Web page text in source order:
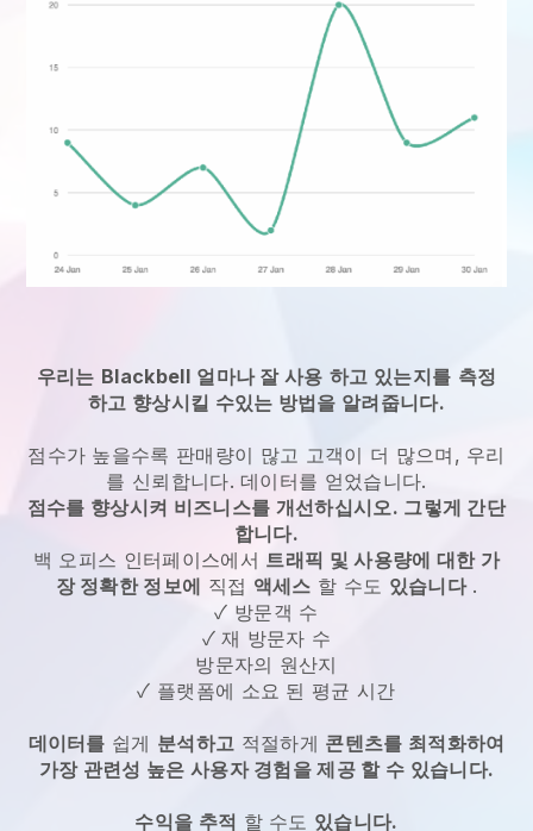
우리는 Blackbell 얼마나 잘 사용 하고 있는지를 측정
하고 향상시킬 수있는 방법을 알려줍니다.
점수가 높을수록 판매량이 많고 고객이 더 많으며, 우리
를 신뢰합니다. 데이터를 얻었습니다.
점수를 향상시켜 비즈니스를 개선하십시오. 그렇게 간단
합니다.
백 오피스 인터페이스에서 트래픽 및 사용량에 대한 가
장 정확한 정보에 직접 액세스 할 수도 있습니다.
✓ 방문객 수
✓ 재 방문자 수
방문자의 원산지
✓ 플랫폼에 소요 된 평균 시간
데이터를 쉽게 분석하고 적절하게 콘텐츠를 최적화하여
가장 관련성 높은 사용자 경험을 제공 할 수 있습니다.
수익을 추적 할 수도 있습니다.